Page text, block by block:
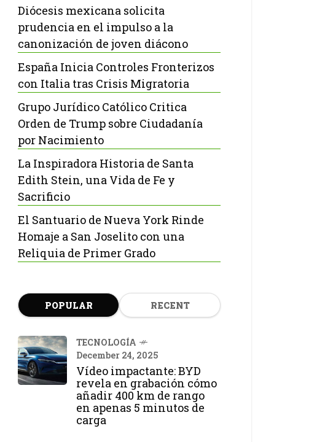
Diócesis mexicana solicita
prudencia en el impulso a la
canonización de joven diácono
España Inicia Controles Fronterizos
con Italia tras Crisis Migratoria
Grupo Jurídico Católico Critica
Orden de Trump sobre Ciudadanía
por Nacimiento
La Inspiradora Historia de Santa
Edith Stein, una Vida de Fe y
Sacrificio
El Santuario de Nueva York Rinde
Homaje a San Joselito con una
Reliquia de Primer Grado
POPULAR RECENT
TECNOLOGÍA
December 24, 2025
Vídeo impactante: BYD
revela en grabación cómo
añadir 400 km de rango
en apenas 5 minutos de
carga